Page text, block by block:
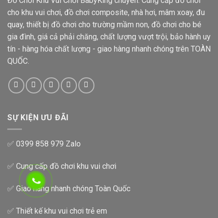
cho khu vui chơi, đồ chơi composite, nhà hơi, mâm xoay, đu
quay, thiết bị đồ chơi cho trường mầm non, đồ chơi cho bé
gia đình, giá cả phải chăng, chất lượng vượt trội, bảo hành uy
tín - hàng hóa chất lượng - giao hàng nhanh chóng trên TOÀN
QUỐC.
SỰ KIỆN ƯU ĐÃI
✅ 0399 858 979 Zalo
✅ Cung cấp đồ chơi khu vui chơi
✅ Giao hàng nhanh chóng Toàn Quốc
✅ Thiết kế khu vui chơi trẻ em